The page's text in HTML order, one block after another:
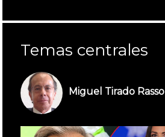
Temas centrales
Miguel Tirado Rasso